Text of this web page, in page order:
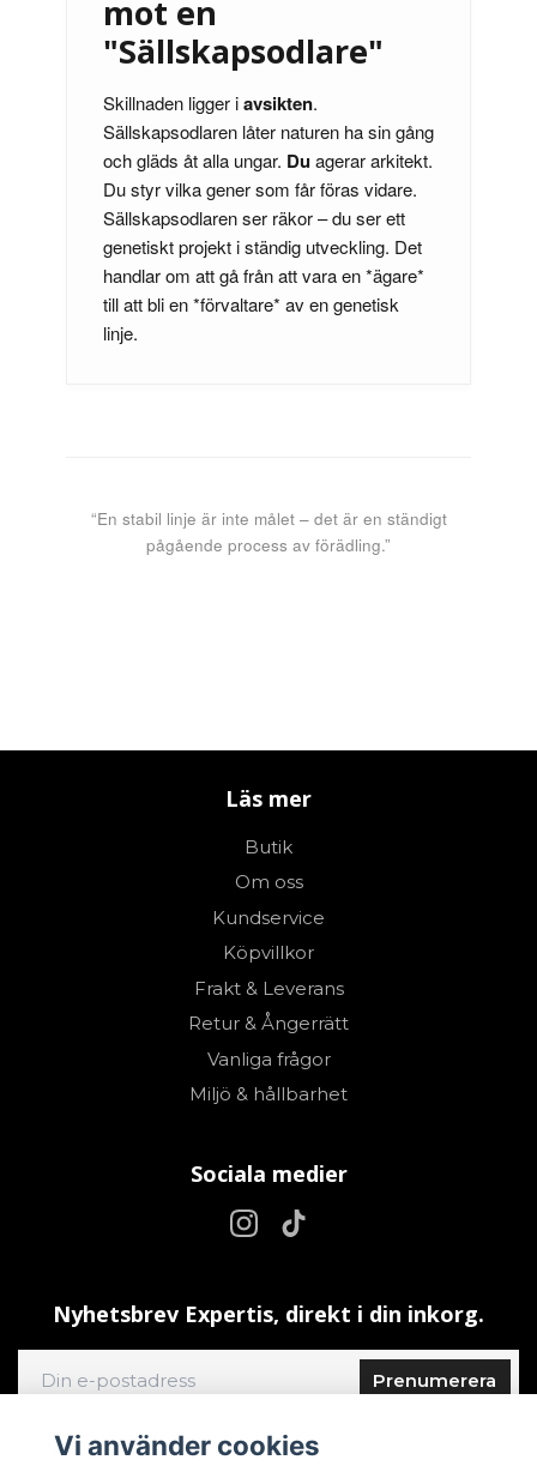
mot en
"Sällskapsodlare"
Skillnaden ligger iavsikten.
Sällskapsodlaren låter naturen ha sin gång
och gläds åt alla ungar. Duagerar arkitekt.
Du styr vilka gener som får föras vidare.
Sällskapsodlaren ser räkor – du ser ett
genetiskt projekt i ständig utveckling. Det
handlar om att gå från att vara en *ägare*
till att bli en *förvaltare* av en genetisk
linje.
“En stabil linje är inte målet – det är en ständigt
pågående process av förädling.”
Läs mer
Butik
Om oss
Kundservice
Köpvillkor
Frakt & Leverans
Retur & Ångerrätt
Vanliga frågor
Miljö & hållbarhet
Sociala medier
Nyhetsbrev Expertis, direkt i din inkorg.
Prenumerera
Vi använder cookies